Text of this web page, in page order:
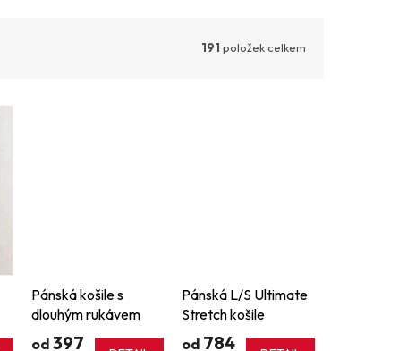
191 položek celkem
Pánská košile s
dlouhým rukávem
Maxton Check
od397
Pánská L/S Ultimate
Stretch košile
od 784